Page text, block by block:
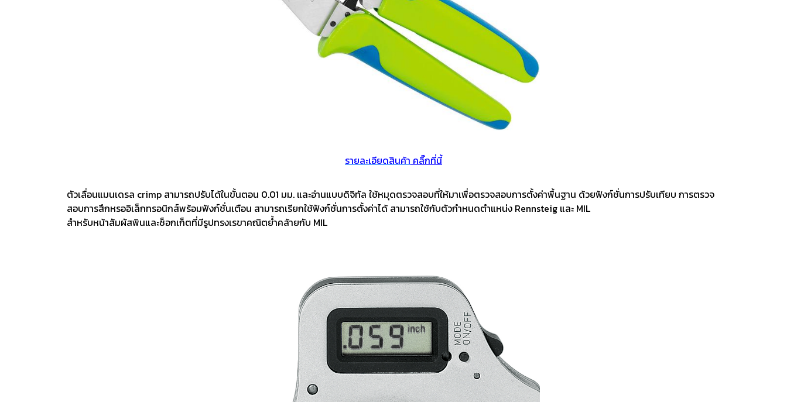
5 Grinding and Cutting / เครื่อง
มือสำหรับงานขัด เจียร และตกแต่ง
6 Fastening tools for screws /
เครื่องมือช่าง ประเภทขันแน่น
tools / เครื่องมือช่าง ประเภทจับ
ยึดให้แน่น
9 Workstations and Storage /
0 Workshop accessories and
occupational safety / อุปกรณ์
เครื่องมือทั่วไป และอุปกรณ์ความ
รายละเอียดสินค้า คลิ๊กที่นี้
ตัวเลื่อนแมนเดรล crimp สามารถปรับได้ในขั้นตอน 0.01 มม. และอ่านแบบดิจิทัล ใช้หมุดตรวจสอบที่ให้มาเพื่อตรวจสอบการตั้งค่าพื้นฐาน ด้วยฟังก์ชั่นการปรับเทียบ การตรวจ
สอบการสึกหรออิเล็กทรอนิกส์พร้อมฟังก์ชั่นเตือน สามารถเรียกใช้ฟังก์ชั่นการตั้งค่าได้ สามารถใช้กับตัวกำหนดตำแหน่ง Rennsteig และ MIL
สำหรับหน้าสัมผัสพินและซ็อกเก็ตที่มีรูปทรงเรขาคณิตย้ำคล้ายกับ MIL